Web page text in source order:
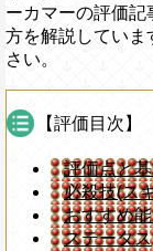
ーカマーの評価記
方を解説していま
さい。
【評価目次】
評価点と
必殺技(ス
おすすめ
ステータス